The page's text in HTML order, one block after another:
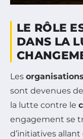
LE RÔLE
DANS LA
Les
sont devenues
la lutte contre le
engagement se
d’initiatives